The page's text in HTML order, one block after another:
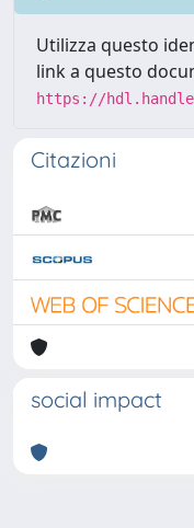
Utilizza questo
link a questo
https://
Citazioni
social impact